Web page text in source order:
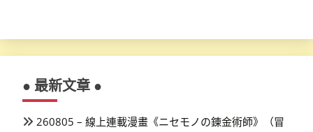
● 最新文章 ●
260805 – 線上連載漫畫《ニセモノの錬金術師》（冒